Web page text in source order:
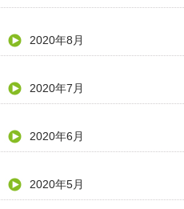
2020年8月
2020年7月
2020年6月
2020年5月